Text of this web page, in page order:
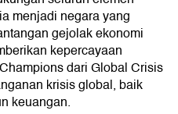
menjadi negara yang
gejolak ekonomi
kepercayaan
dari Global Crisis
krisis global, baik
keuangan.